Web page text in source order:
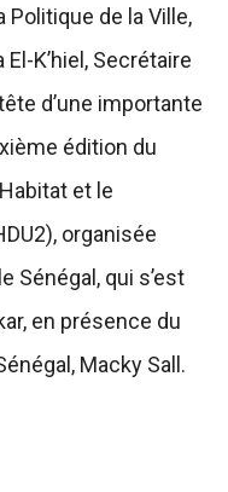
Politique de la Ville,
K’hiel, Secrétaire
d’une importante
édition du
et le
organisée
Sénégal, qui s’est
en présence du
Macky Sall.